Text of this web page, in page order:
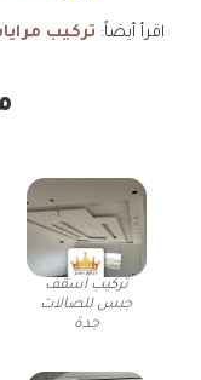
اقرأ أيضاً: تركيب
تركيب اسقف
جبس للصالات
جدة